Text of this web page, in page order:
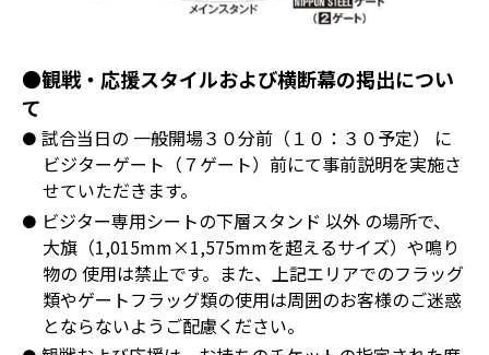
●観戦・応援スタイルおよび横断幕の掲出につい
て
試合当日の 一般開場３０分前（１０：３０予定） に
ビジターゲート（７ゲート）前にて事前説明を実施さ
せていただきます。
ビジター専用シートの下層スタンド 以外 の場所で、
大旗（1,015mm×1,575mmを超えるサイズ）や鳴り
物の 使用は禁止です。また、上記エリアでのフラッグ
類やゲートフラッグ類の使用は周囲のお客様のご迷惑
とならないようご配慮ください。